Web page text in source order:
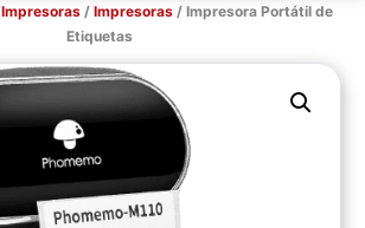
Impresoras/ Impresoras/ Impresora Portátil de
Etiquetas